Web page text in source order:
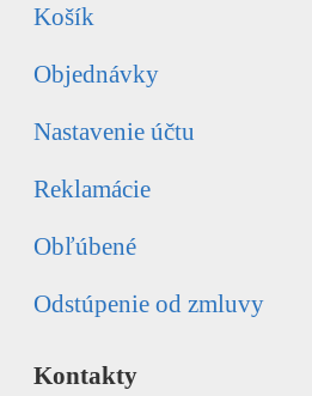
Košík
Objednávky
Nastavenie účtu
Reklamácie
Obľúbené
Odstúpenie od zmluvy
Kontakty